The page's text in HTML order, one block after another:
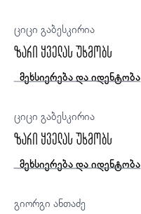
ციცი გაბესკირია
ზარი ყველას უხმობს
მეხსიერება და იდენტობა
ციცი გაბესკირია
ზარი ყველას უხმობს
მეხსიერება და იდენტობა
გიორგი ანთაძე